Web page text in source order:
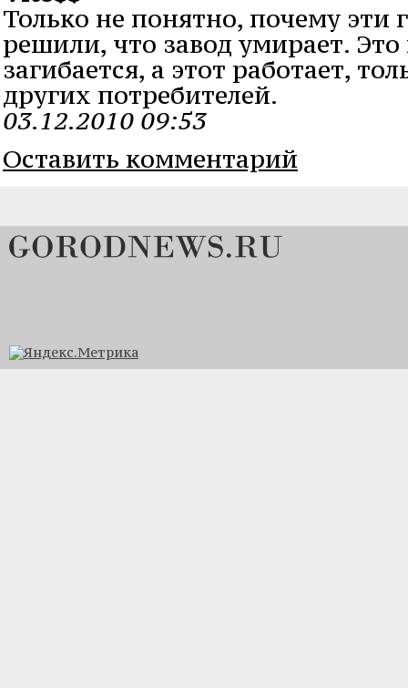
Только не понятно, почему
решили, что завод умирает.
загибается, а этот работает,
других потребителей.
03.12.2010 09:53
Оставить комментарий